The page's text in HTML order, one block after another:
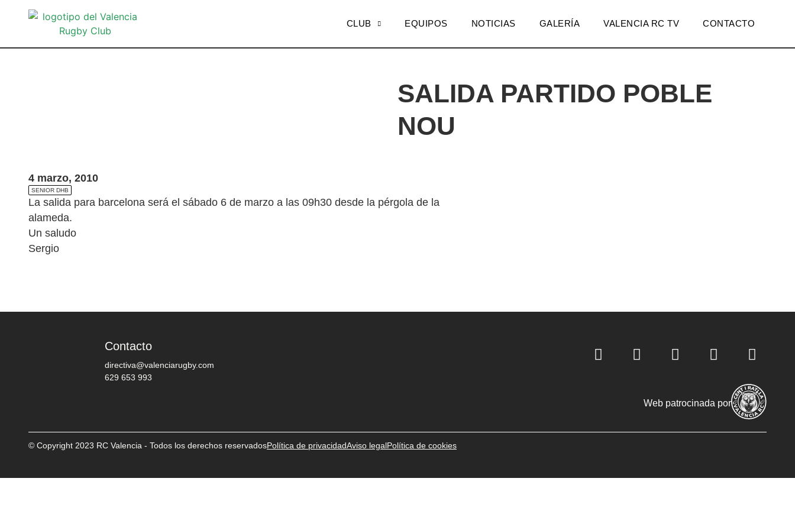
CLUB EQUIPOS NOTICIAS GALERÍA VALENCIA RC TV CONTACTO
SALIDA PARTIDO POBLE
NOU
4 marzo, 2010
SENIOR DHB
La salida para barcelona será el sábado 6 de marzo a las 09h30 desde la pérgola de la
alameda.
Un saludo
Sergio
Contacto
directiva@valenciarugby.com
629 653 993
Web patrocinada por
© Copyright 2023 RC Valencia - Todos los derechos reservadosPolítica de privacidadAviso legalPolítica de cookies